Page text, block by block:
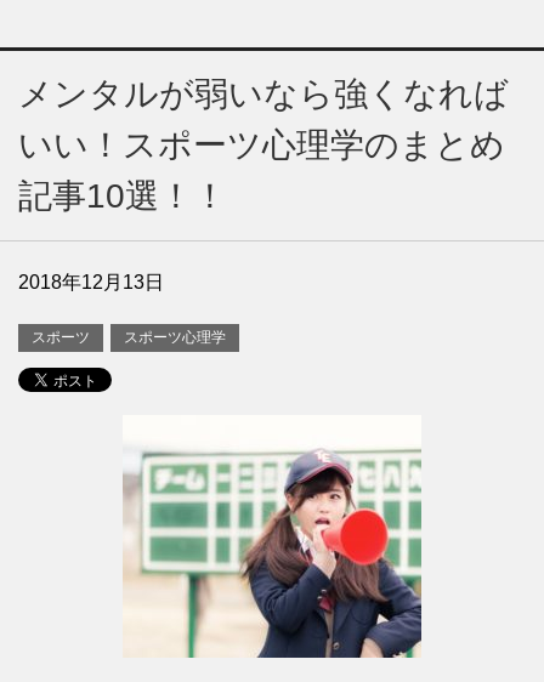
メンタルが弱いなら強くなれば
いい！スポーツ心理学のまとめ
記事10選！！
2018年12月13日
スポーツ スポーツ心理学